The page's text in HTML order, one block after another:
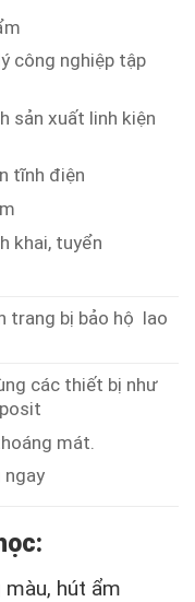
nghiệp tập
xuất linh kiện
tĩnh điện
tuyển
trang bị bảo hộ lao
các thiết bị như
mát.
ngay
hút ẩm